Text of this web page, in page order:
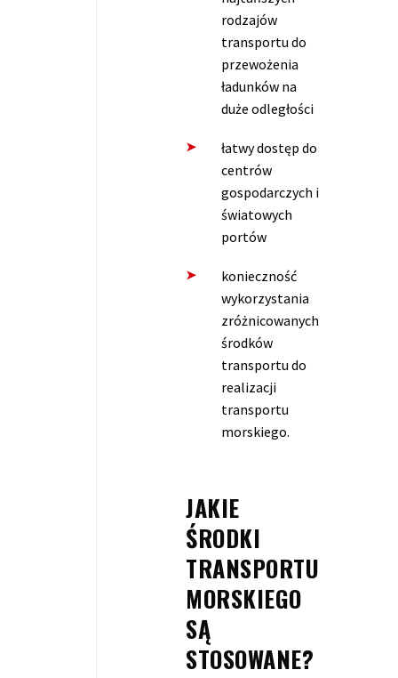
rodzajów
transportu do
przewożenia
ładunków na
duże odległości
łatwy dostęp do
centrów
gospodarczych i
światowych
portów
konieczność
wykorzystania
zróżnicowanych
środków
transportu do
realizacji
transportu
morskiego.
JAKIE
ŚRODKI
TRANSPORTU
MORSKIEGO
SĄ
STOSOWANE?